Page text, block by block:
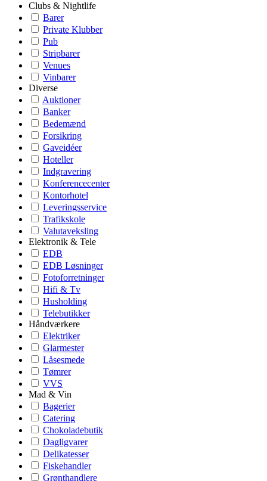
Clubs & Nightlife
Barer
Private Klubber
Pub
Stripbarer
Venues
Vinbarer
Diverse
Auktioner
Banker
Bedemænd
Forsikring
Gaveidéer
Hoteller
Indgravering
Konferencecenter
Kontorhotel
Leveringsservice
Trafikskole
Valutaveksling
Elektronik & Tele
EDB
EDB Løsninger
Fotoforretninger
Hifi & Tv
Husholding
Telebutikker
Håndværkere
Elektriker
Glarmester
Låsesmede
Tømrer
VVS
Mad & Vin
Bagerier
Catering
Chokoladebutik
Dagligvarer
Delikatesser
Fiskehandler
Grønthandlere